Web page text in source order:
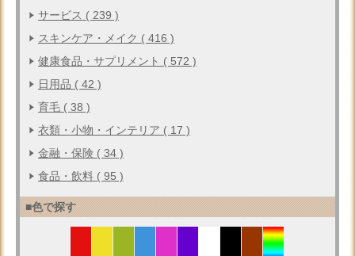
サービス ( 239 )
スキンケア・メイク ( 416 )
健康食品・サプリメント ( 572 )
日用品 ( 42 )
育毛 ( 38 )
衣類・小物・インテリア ( 17 )
金融・保険 ( 34 )
食品・飲料 ( 95 )
■色で探す